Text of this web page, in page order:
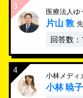
医療法人ゆ
片山 敦
回答数：
小林メディ
小林 暁子